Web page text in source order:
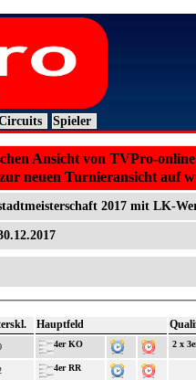
Spieler
Ansicht von TVPro-
neuen Turnieransicht auf
2017 mit LK-
Hauptfeld
4er KO 2 x
4er RR